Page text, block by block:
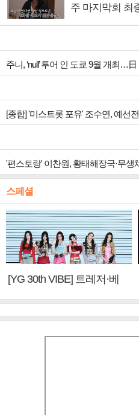
주 마지막회 최
주니, ‘null’ 투어 인 도쿄 9월 개최…
[종합] '미스트롯 포유' 조수연, 예선
스페셜
[YG 30th VIBE] 트레저·베